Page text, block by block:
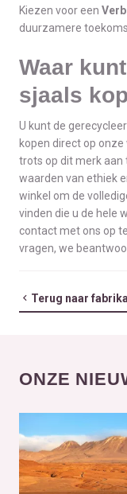
Kiezen voor een
duurzamere
Waar
sjaals
U kunt de
kopen direct op onze
trots op dit merk aan
waarden van ethiek
winkel om de
vinden die u de hele
contact met ons op
vragen, we
Terug naar
ONZE